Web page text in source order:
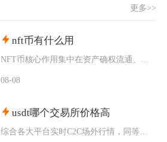
更多>>
nft币有什么用
08-08
usdt哪个交易所价格高